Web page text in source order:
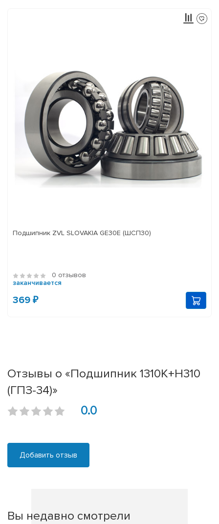
Подшипник ZVL SLOVAKIA GE30E (ШСП30)
0 отзывов
заканчивается
369 ₽
Отзывы о «Подшипник 1310К+Н310
(ГПЗ-34)»
0.0
Добавить отзыв
Вы недавно смотрели